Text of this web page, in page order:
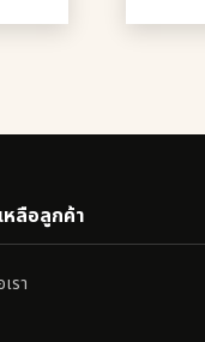
หลือลูกค้า
รา